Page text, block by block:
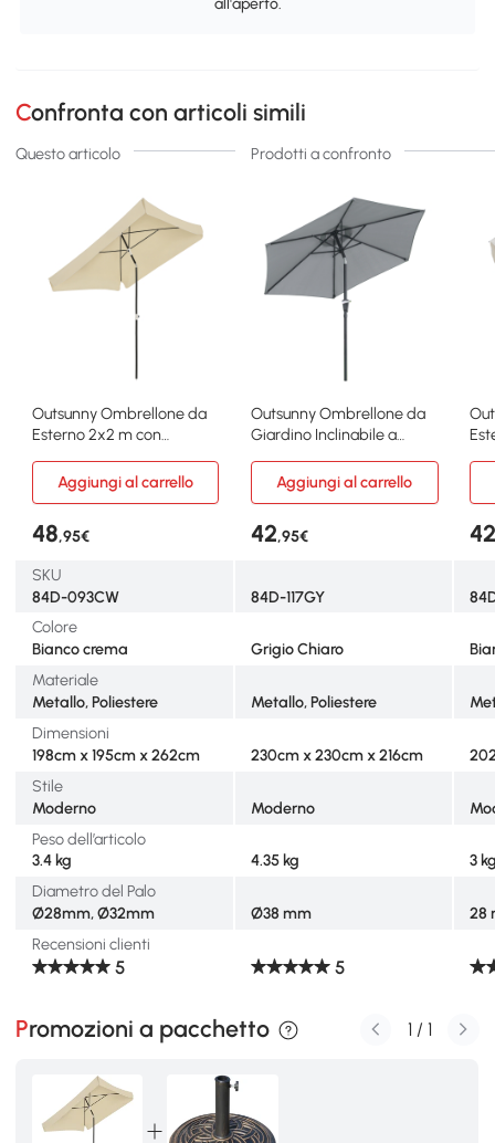
all'aperto.
Confronta con articoli simili
Questo articolo Prodotti a confronto
Outsunny Ombrellone da
Esterno 2x2 m con
Outsunny Ombrellone da
Giardino Inclinabile a
Aggiungi al carrello
Aggiungi al carrello
48,95€ 42,95€
SKU
84D-093CW
84D-117GY
Colore
Bianco crema
Grigio Chiaro
Materiale
Metallo, Poliestere
Metallo, Poliestere
Dimensioni
198cm x 195cm x 262cm
230cm x 230cm x 216cm
Stile
Moderno
Moderno
Peso dell’articolo
3.4 kg
4.35 kg
3
Diametro del Palo
Ø28mm, Ø32mm
Ø38 mm
28
Recensioni clienti
5 5
Promozioni a pacchetto 1 / 1